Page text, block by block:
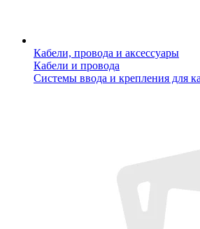
Кабели, провода и аксессуары
Кабели и провода
Системы ввода и крепления для